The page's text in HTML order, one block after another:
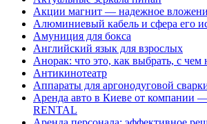
Акции магнит — надежное
Алюминиевый кабель и сфера его
Амуниция для бокса
Английский язык для взрослых
Анорак: что это, как выбрать, с чем
Антикинотеатр
Аппараты для аргонодуговой
Аренда авто в Киеве от компании
RENTAL